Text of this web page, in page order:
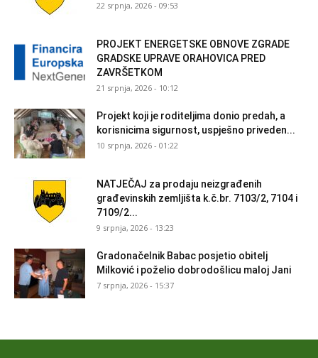
22 srpnja, 2026 - 09:53
PROJEKT ENERGETSKE OBNOVE ZGRADE
GRADSKE UPRAVE ORAHOVICA PRED
ZAVRŠETKOM
21 srpnja, 2026 - 10:12
Projekt koji je roditeljima donio predah, a
korisnicima sigurnost, uspješno priveden...
10 srpnja, 2026 - 01:22
NATJEČAJ za prodaju neizgrađenih
građevinskih zemljišta k.č.br. 7103/2, 7104 i
7109/2...
9 srpnja, 2026 - 13:23
Gradonačelnik Babac posjetio obitelj
Milković i poželio dobrodošlicu maloj Jani
7 srpnja, 2026 - 15:37